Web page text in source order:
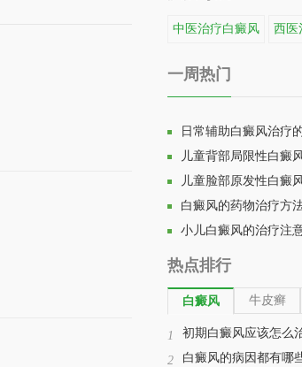
中医治疗白癜风 西医
一周热门
日常辅助白癜风治疗
儿童背部局限性白癜
儿童脸部原发性白癜
白癜风的药物治疗方
小儿白癜风的治疗注
热点排行
白癜风 牛皮癣
1 初期白癜风应该怎么
2 白癜风的病因都有哪